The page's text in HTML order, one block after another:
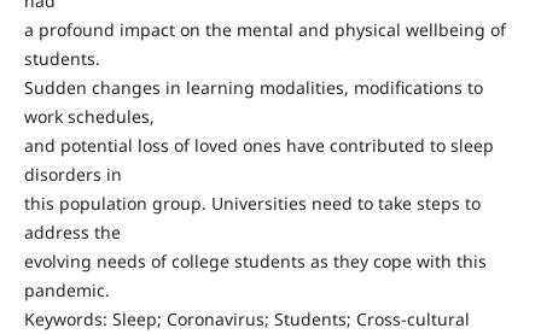
a profound impact on the mental and physical wellbeing of
students.
Sudden changes in learning modalities, modifications to
work schedules,
and potential loss of loved ones have contributed to sleep
disorders in
this population group. Universities need to take steps to
address the
evolving needs of college students as they cope with this
pandemic.
Keywords: Sleep; Coronavirus; Students; Cross-cultural